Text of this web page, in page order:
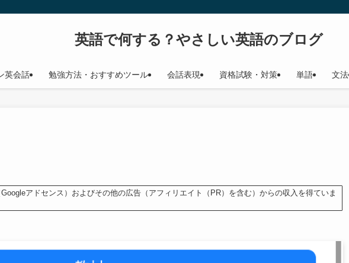
英語で何する？やさしい英語のブログ
英会話 勉強方法・おすすめツール 会話表現 資格試験・対策 単語 文法
アドセンス）およびその他の広告（アフィリエイト（PR）を含む）からの収入を得ていま